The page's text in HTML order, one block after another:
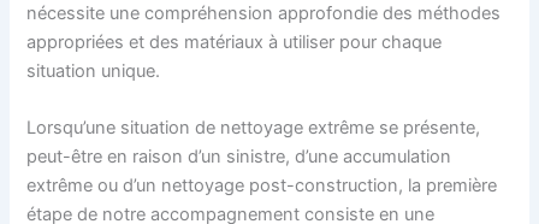
nécessite une compréhension approfondie des méthodes
appropriées et des matériaux à utiliser pour chaque
situation unique.
Lorsqu’une situation de nettoyage extrême se présente,
peut-être en raison d’un sinistre, d’une accumulation
extrême ou d’un nettoyage post-construction, la première
étape de notre accompagnement consiste en une